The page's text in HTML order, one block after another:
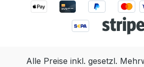
Alle Preise inkl. gesetzl.